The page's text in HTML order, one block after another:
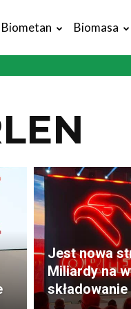
Biometan Biomasa
Jest nowa
Miliardy na
składowanie